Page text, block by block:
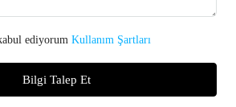
ediyorum Kullanım Şartları
Bilgi Talep Et